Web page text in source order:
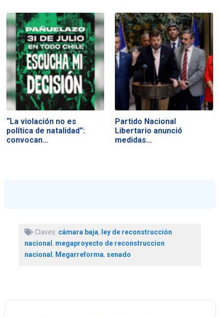
“La violación no es
política de natalidad”:
convocan…
Partido Nacional
Libertario anunció
medidas…
Claves: cámara baja, ley de reconstrucción
nacional , megaproyecto de reconstruccion
nacional , Megarreforma, senado